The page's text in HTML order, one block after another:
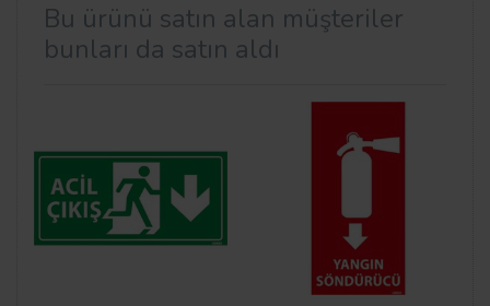
Bu ürünü satın alan müşteriler
bunları da satın aldı